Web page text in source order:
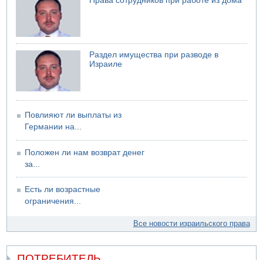
06.08.2026 13:13
Арестованы двое подозреваемых в стрельбе по
электрической компании
Возле Кирьят-Арбы пожар на местности
Раздел имущества при разводе в
Израиле
Повлияют ли выплаты из
Германии на...
Положен ли нам возврат денег
за...
Есть ли возрастные
ограничения...
Все новости израильского права